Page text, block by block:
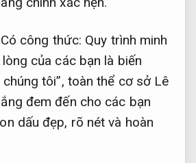
Có công thức: Quy trình minh
lòng của các bạn là biến
tôi”, toàn thể cơ sở Lê
đem đến cho các bạn
dấu đẹp, rõ nét và hoàn